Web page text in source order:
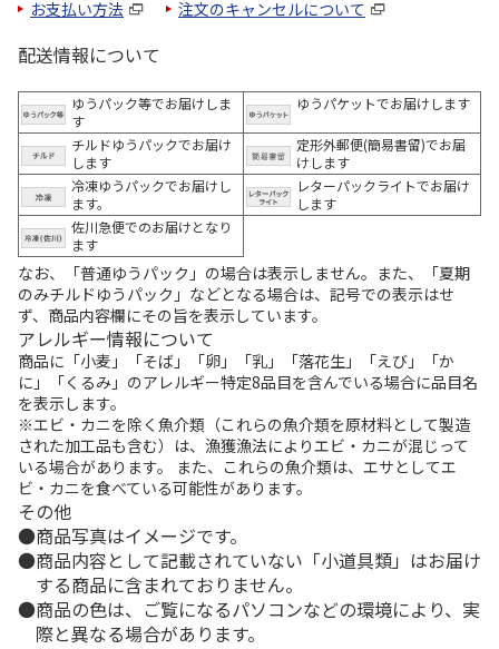
お支払い方法 注文のキャンセルについて
配送情報について
ゆうパック等でお届けしま
す
ゆうパケットでお届けします
チルドゆうパックでお届け
します
定形外郵便(簡易書留)でお届
けします
冷凍ゆうパックでお届けし
ます。
レターパックライトでお届け
します
佐川急便でのお届けとなり
ます
なお、「普通ゆうパック」の場合は表示しません。また、「夏期
のみチルドゆうパック」などとなる場合は、記号での表示はせ
ず、商品内容欄にその旨を表示しています。
アレルギー情報について
商品に「小麦」「そば」「卵」「乳」「落花生」「えび」「か
に」「くるみ」のアレルギー特定8品目を含んでいる場合に品目名
を表示します。
※エビ・カニを除く魚介類（これらの魚介類を原材料として製造
された加工品も含む）は、漁獲漁法によりエビ・カニが混じって
いる場合があります。 また、これらの魚介類は、エサとしてエ
ビ・カニを食べている可能性があります。
その他
商品写真はイメージです。
商品内容として記載されていない「小道具類」はお届け
する商品に含まれておりません。
商品の色は、ご覧になるパソコンなどの環境により、実
際と異なる場合があります。